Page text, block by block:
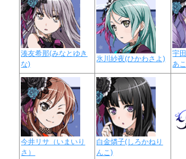
湊友希那(みなとゆき
な)
氷川紗夜(ひかわさよ)
宇
あ
今井リサ（いまいり
さ）
白金燐子(しろかねり
んこ)